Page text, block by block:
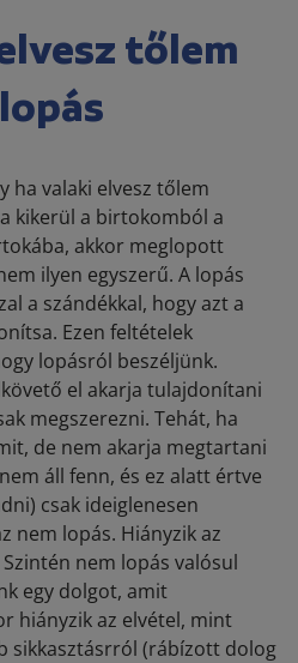
tőlem
ha valaki elvesz tőlem
kikerül a birtokomból a
akkor meglopott
ilyen egyszerű. A lopás
a szándékkal, hogy azt a
Ezen feltételek
lopásról beszéljünk.
el akarja tulajdonítani
megszerezni. Tehát, ha
de nem akarja megtartani
áll fenn, és ez alatt értve
csak ideiglenesen
nem lopás. Hiányzik az
nem lopás valósul
egy dolgot, amit
hiányzik az elvétel, mint
sikkasztásrról (rábízott dolog